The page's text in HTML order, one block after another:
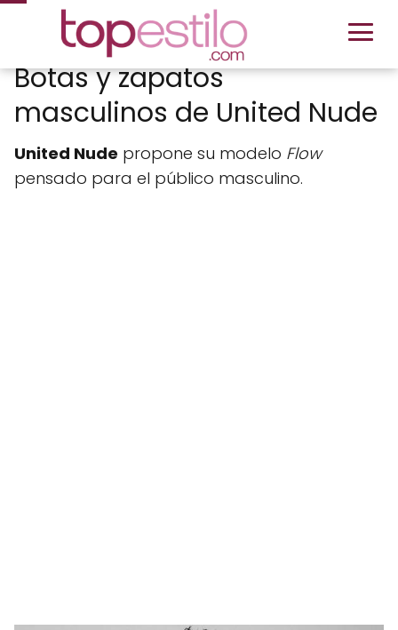
Botas y zapatos
masculinos de United Nude
United Nude propone su modelo Flow
pensado para el público masculino.